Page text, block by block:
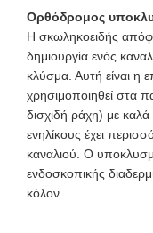
Ορθόδρομος
Η σκωληκοειδής
δημιουργία ενός
κλύσμα. Αυτή είναι η
χρησιμοποιηθεί στα
δισχιδή ράχη) με
ενηλίκους έχει
καναλιού. Ο
ενδοσκοπικής
κόλον.